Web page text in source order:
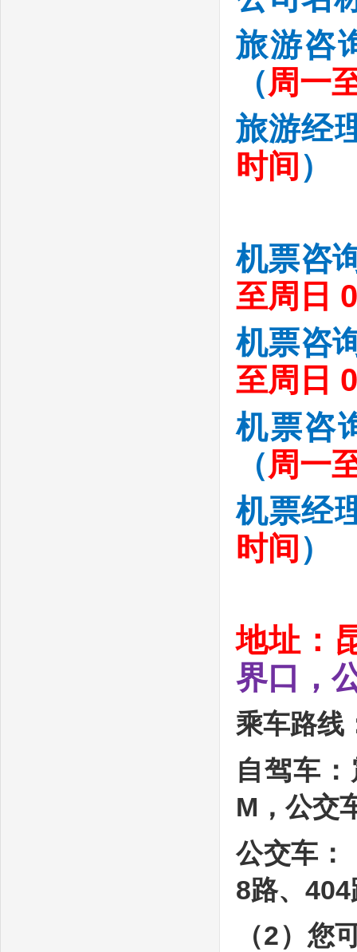
旅游咨
（周一
旅游经
时间 ）
机票咨
至周日
机票咨
至周日
机票咨
（周一
机票经
时间 ）
地址：
界口，
乘车路线
自驾车
M，公交
公交车：
8路、
（2）您